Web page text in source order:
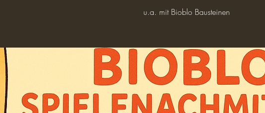
u.a. mit Bioblo Bausteinen